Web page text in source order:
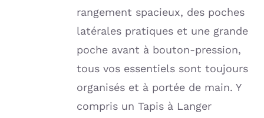
rangement spacieux, des poches
latérales pratiques et une grande
poche avant à bouton-pression,
tous vos essentiels sont toujours
organisés et à portée de main. Y
compris un Tapis à Langer